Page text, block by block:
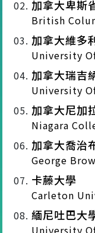
加拿大卑斯
British
加拿大維多
University
加拿大瑞吉
University
加拿大尼加
Niagara
加拿大喬治
George
卡藤大學
Carleton
緬尼吐巴大
University